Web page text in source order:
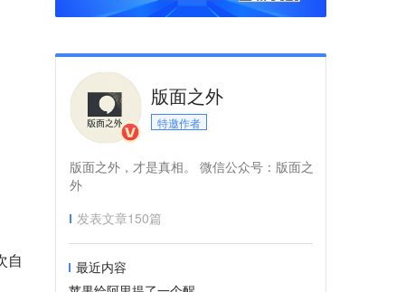
自
版面之外
特邀作者
版面之外，才是真相。 微信公众号：版面之
外
发表文章150篇
最近内容